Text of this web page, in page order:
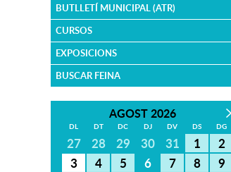
BUTLLETÍ MUNICIPAL (ATR)
CURSOS
EXPOSICIONS
BUSCAR FEINA
AGOST 2026
DL DT DC DJ DV DS DG
27 28 29 30 31 1
2
3
4 5 6 7 8
9